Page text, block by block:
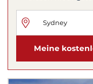
Meine